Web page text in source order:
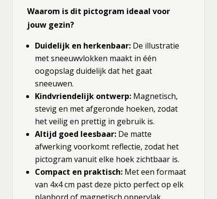
Waarom is dit pictogram ideaal voor
jouw gezin?
Duidelijk en herkenbaar: De illustratie
met sneeuwvlokken maakt in één
oogopslag duidelijk dat het gaat
sneeuwen.
Kindvriendelijk ontwerp: Magnetisch,
stevig en met afgeronde hoeken, zodat
het veilig en prettig in gebruik is.
Altijd goed leesbaar: De matte
afwerking voorkomt reflectie, zodat het
pictogram vanuit elke hoek zichtbaar is.
Compact en praktisch: Met een formaat
van 4x4 cm past deze picto perfect op elk